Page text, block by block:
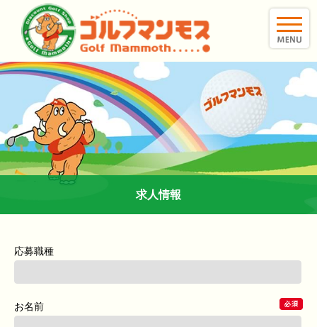
求人情報
応募職種
お名前